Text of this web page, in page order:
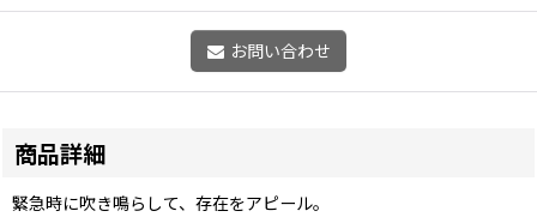
お問い合わせ
商品詳細
緊急時に吹き鳴らして、存在をアピール。